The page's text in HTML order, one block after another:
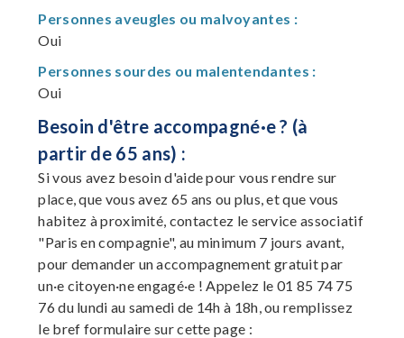
Personnes aveugles ou malvoyantes :
Oui
Personnes sourdes ou malentendantes :
Oui
Besoin d'être accompagné·e ? (à
partir de 65 ans) :
Si vous avez besoin d'aide pour vous rendre sur
place, que vous avez 65 ans ou plus, et que vous
habitez à proximité, contactez le service associatif
"Paris en compagnie", au minimum 7 jours avant,
pour demander un accompagnement gratuit par
un·e citoyen·ne engagé·e ! Appelez le 01 85 74 75
76 du lundi au samedi de 14h à 18h, ou remplissez
le bref formulaire sur cette page :